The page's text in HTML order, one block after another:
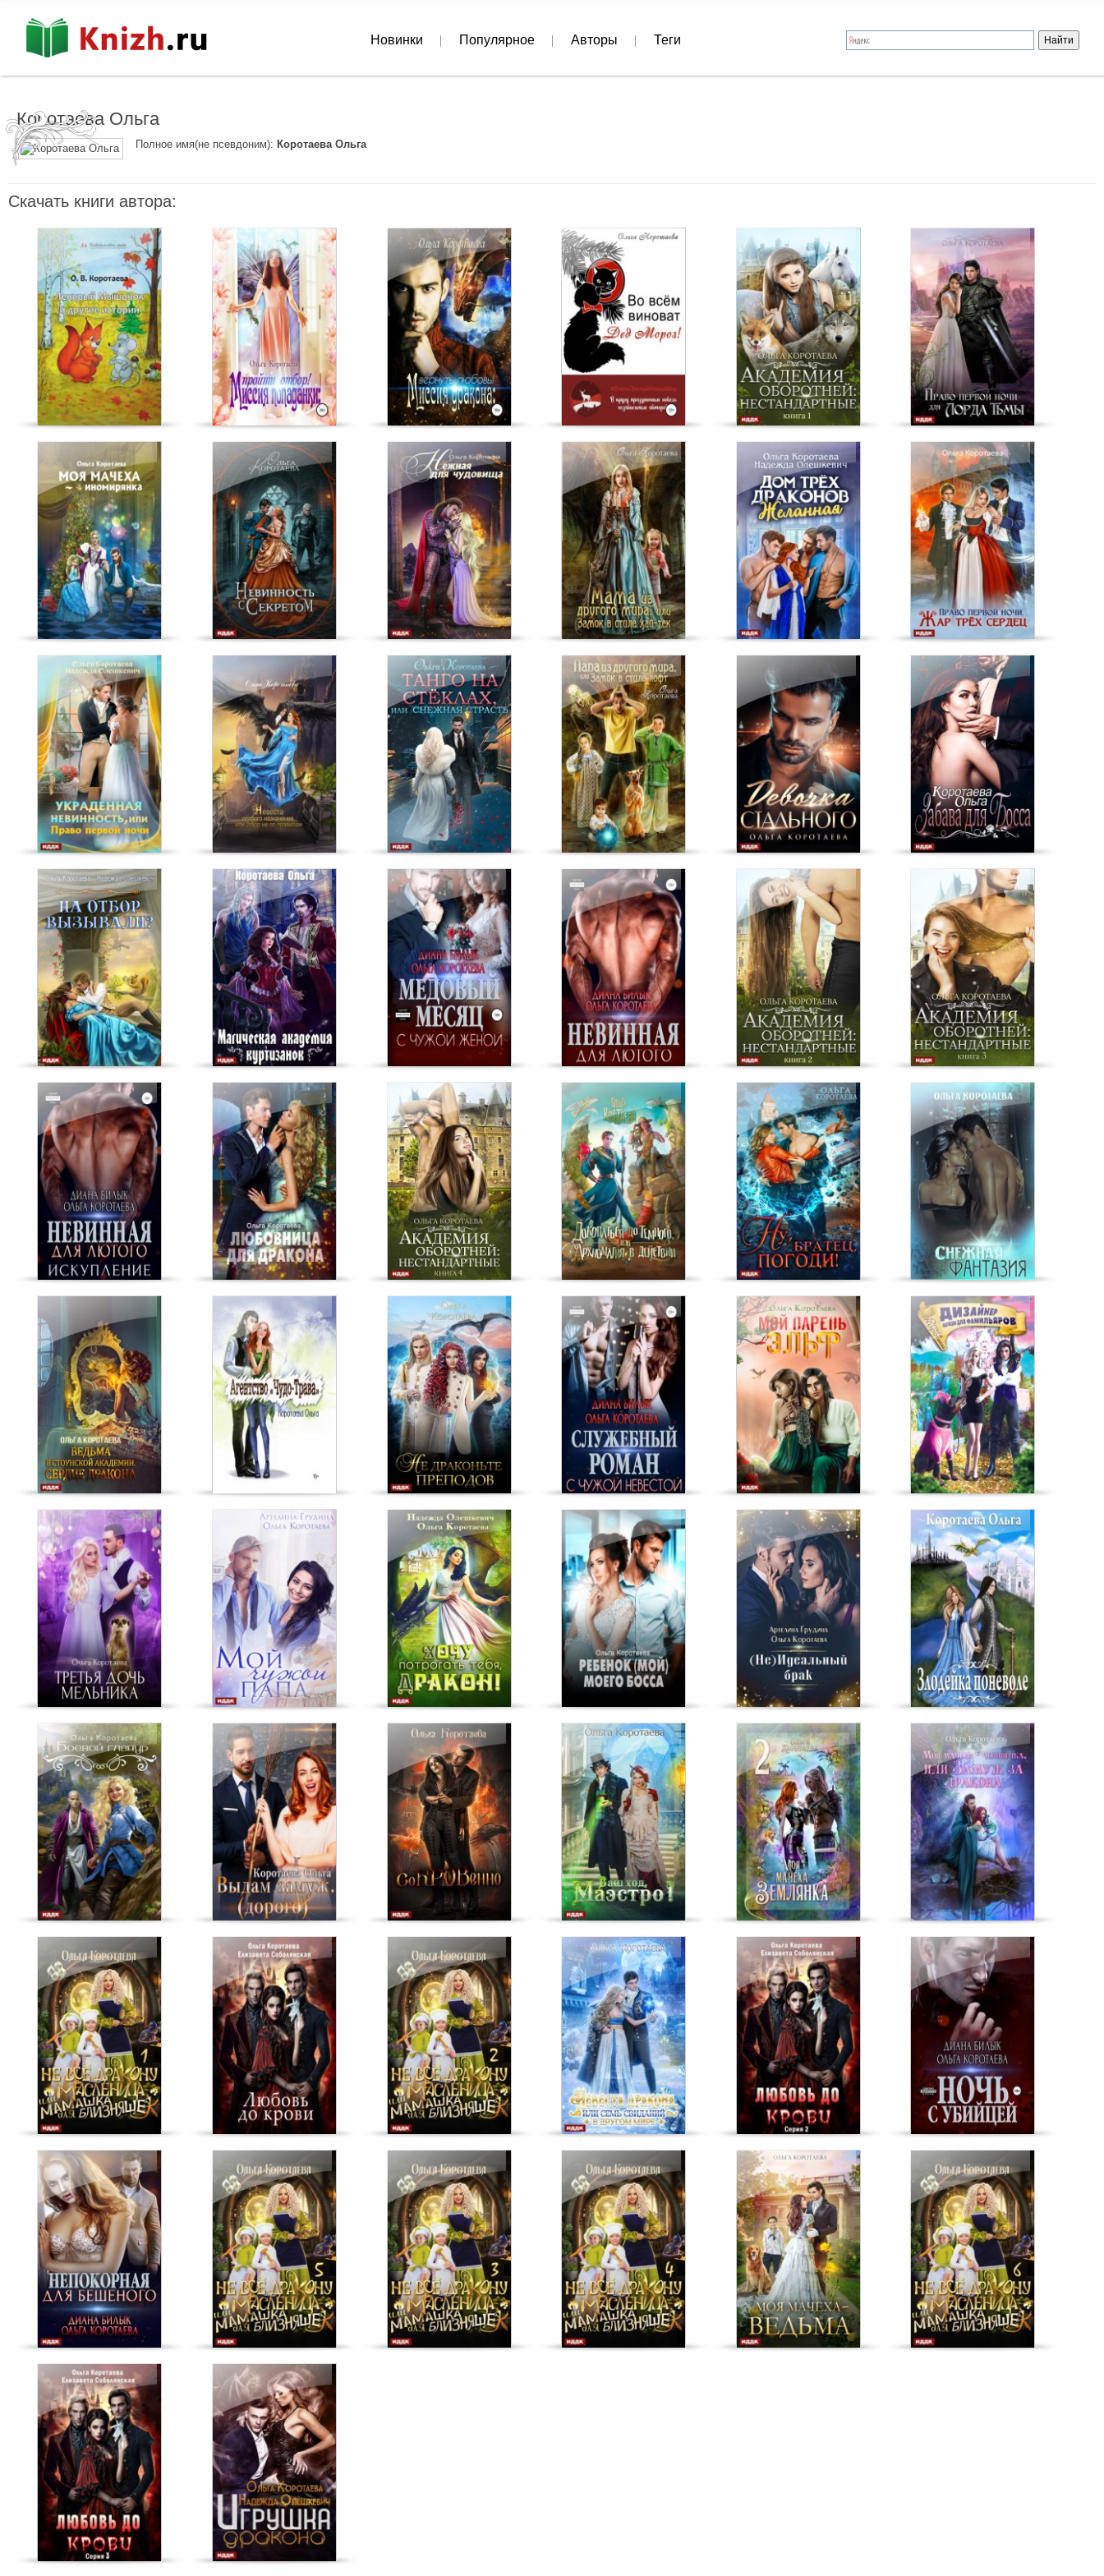
Новинки Популярное Авторы Теги
Коротаева Ольга
Полное имя(не псевдоним): Коротаева Ольга
Скачать книги автора: